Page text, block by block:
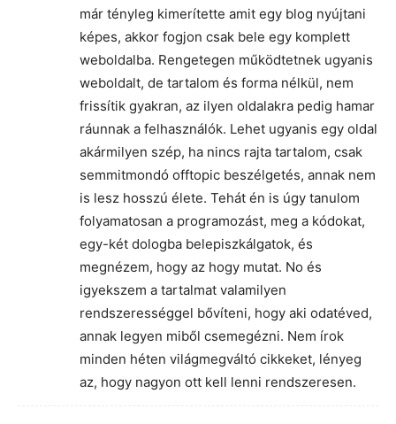
már tényleg kimerítette amit egy blog nyújtani
képes, akkor fogjon csak bele egy komplett
weboldalba. Rengetegen működtetnek ugyanis
weboldalt, de tartalom és forma nélkül, nem
frissítik gyakran, az ilyen oldalakra pedig hamar
ráunnak a felhasználók. Lehet ugyanis egy oldal
akármilyen szép, ha nincs rajta tartalom, csak
semmitmondó offtopic beszélgetés, annak nem
is lesz hosszú élete. Tehát én is úgy tanulom
folyamatosan a programozást, meg a kódokat,
egy-két dologba belepiszkálgatok, és
megnézem, hogy az hogy mutat. No és
igyekszem a tartalmat valamilyen
rendszerességgel bővíteni, hogy aki odatéved,
annak legyen miből csemegézni. Nem írok
minden héten világmegváltó cikkeket, lényeg
az, hogy nagyon ott kell lenni rendszeresen.